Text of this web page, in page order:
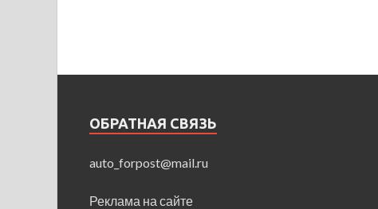
ОБРАТНАЯ СВЯЗЬ
auto_forpost@mail.ru
Реклама на сайте